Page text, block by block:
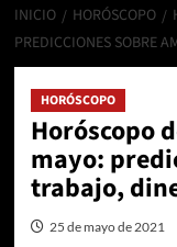
INICIO HORÓSCOPO
PREDICCIONES SOBRE
HORÓSCOPO
Horóscopo
mayo:
trabajo,
25 de mayo de 2021